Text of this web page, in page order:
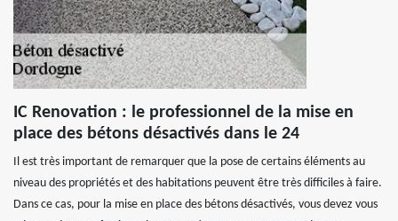
IC Renovation : le professionnel de la mise en
place des bétons désactivés dans le 24
Il est très important de remarquer que la pose de certains éléments au
niveau des propriétés et des habitations peuvent être très difficiles à faire.
Dans ce cas, pour la mise en place des bétons désactivés, vous devez vous